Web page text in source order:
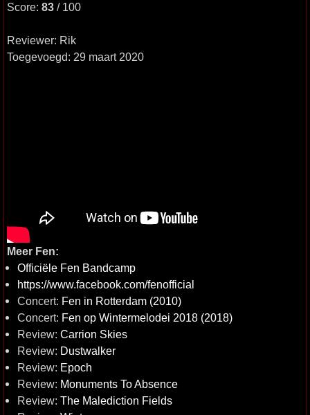
Score: 83 / 100
Reviewer: Rik
Toegevoegd: 29 maart 2020
Meer Fen:
Officiële Fen Bandcamp
https://www.facebook.com/fenofficial
Concert: Fen in Rotterdam (2010)
Concert: Fen op Wintermelodei 2018 (2018)
Review: Carrion Skies
Review: Dustwalker
Review: Epoch
Review: Monuments To Absence
Review: The Malediction Fields